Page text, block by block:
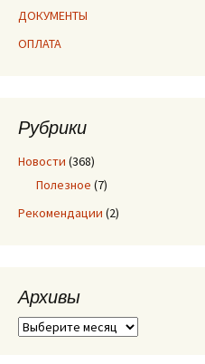
ДОКУМЕНТЫ
ОПЛАТА
Рубрики
Новости (368)
Полезное (7)
Рекомендации (2)
Архивы
А